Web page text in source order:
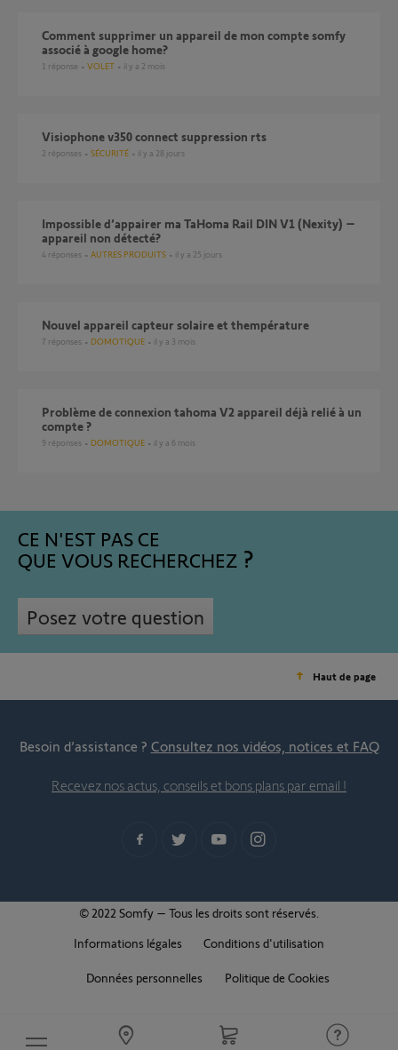
Comment supprimer un appareil de mon compte somfy
associé à google home?
1 réponse VOLET il y a 2 mois
Visiophone v350 connect suppression rts
2 réponses SÉCURITÉ il y a 28 jours
Impossible d’appairer ma TaHoma Rail DIN V1 (Nexity) –
appareil non détecté?
4 réponses AUTRES PRODUITS il y a 25 jours
Nouvel appareil capteur solaire et thempérature
7 réponses DOMOTIQUE il y a 3 mois
Problème de connexion tahoma V2 appareil déjà relié à un
compte ?
9 réponses DOMOTIQUE il y a 6 mois
CE N'EST PAS CE
QUE VOUS RECHERCHEZ
Posez votre question
Haut de page
Besoin d’assistance ? Consultez nos vidéos, notices et FAQ
Recevez nos actus, conseils et bons plans par email !
© 2022 Somfy – Tous les droits sont réservés.
Informations légales
Conditions d'utilisation
Données personnelles Politique de Cookies